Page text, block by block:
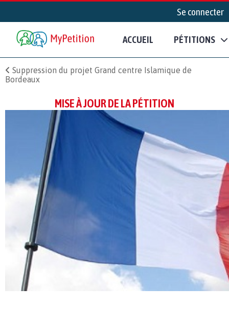
Se connecter
ACCUEIL PÉTITIONS
Suppression du projet Grand centre Islamique de
Bordeaux
MISE À JOUR DE LA PÉTITION